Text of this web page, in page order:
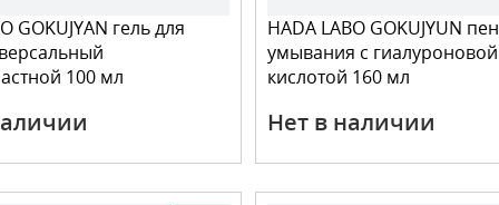
GOKUJYAN гель для
100 мл
HADA LABO GOKUJYUN
умывания с гиалуроновой
кислотой 160 мл
Нет в наличии